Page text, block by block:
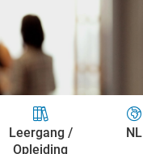
Leergang /
Opleiding
NL